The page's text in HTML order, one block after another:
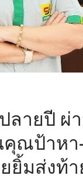
ายปี ผ่
คุณป้าห
ยิ้มส่งท้